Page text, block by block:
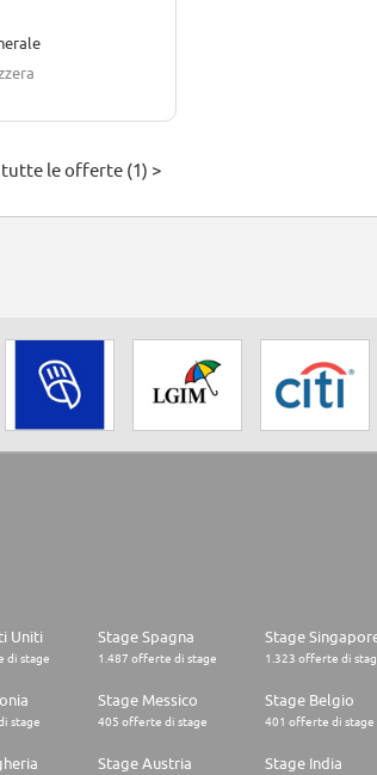
tutte le offerte (1) >
Uniti
di stage
Stage Spagna
1.487 offerte di stage
Stage
1.323 offerte di
stage
Stage Messico
405 offerte di stage
Stage Belgio
401 offerte di stage
Stage Austria Stage India